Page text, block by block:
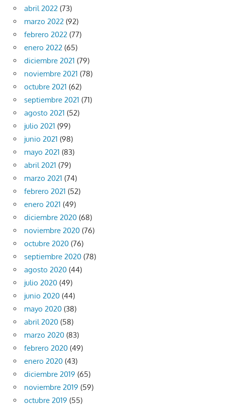
abril 2022 (73)
marzo 2022 (92)
febrero 2022 (77)
enero 2022 (65)
diciembre 2021 (79)
noviembre 2021 (78)
octubre 2021 (62)
septiembre 2021 (71)
agosto 2021 (52)
julio 2021 (99)
junio 2021 (98)
mayo 2021 (83)
abril 2021 (79)
marzo 2021 (74)
febrero 2021 (52)
enero 2021 (49)
diciembre 2020 (68)
noviembre 2020 (76)
octubre 2020 (76)
septiembre 2020 (78)
agosto 2020 (44)
julio 2020 (49)
junio 2020 (44)
mayo 2020 (38)
abril 2020 (58)
marzo 2020 (83)
febrero 2020 (49)
enero 2020 (43)
diciembre 2019 (65)
noviembre 2019 (59)
octubre 2019 (55)